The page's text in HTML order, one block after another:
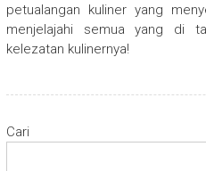
petualangan kuliner yang
menjelajahi semua yang di
kelezatan kulinernya!
Cari